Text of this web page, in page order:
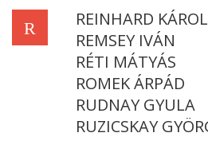
R
REINHARD
REMSEY IVÁN
RÉTI MÁTYÁS
ROMEK ÁRPÁD
RUDNAY GYULA
RUZICSKAY